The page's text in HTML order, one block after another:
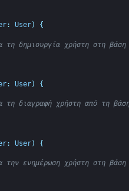
: User) {
δημιουργία χρήστη στη βάση
: User) {
διαγραφή χρήστη από τη
: User) {
ενημέρωση χρήστη στη βάση